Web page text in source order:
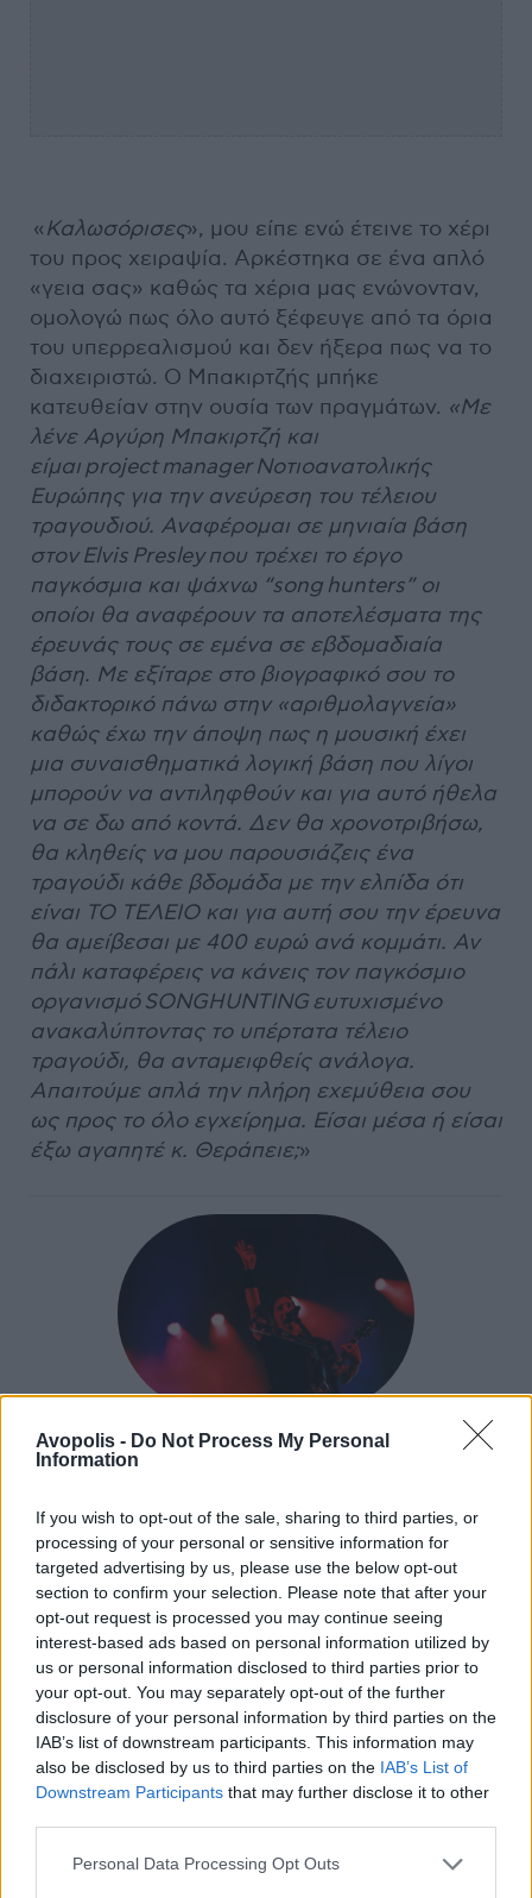
Avopolis - Do Not Process My Personal
Information
If you wish to opt-out of the sale, sharing to third parties, or
processing of your personal or sensitive information for
targeted advertising by us, please use the below opt-out
section to confirm your selection. Please note that after your
opt-out request is processed you may continue seeing
interest-based ads based on personal information utilized by
us or personal information disclosed to third parties prior to
your opt-out. You may separately opt-out of the further
disclosure of your personal information by third parties on the
IAB’s list of downstream participants. This information may
also be disclosed by us to third parties on the IAB’s List of
Downstream Participants that may further disclose it to other
Personal Data Processing Opt Outs
«Καλωσόρισες», μου είπε ενώ έτεινε το χέρι
του προς χειραψία. Αρκέστηκα σε ένα απλό
«γεια σας» καθώς τα χέρια μας ενώνονταν,
ομολογώ πως όλο αυτό ξέφευγε από τα όρια
του υπερρεαλισμού και δεν ήξερα πως να το
διαχειριστώ. Ο Μπακιρτζής μπήκε
κατευθείαν στην ουσία των πραγμάτων. «Με
λένε Αργύρη Μπακιρτζή και
είμαι project manager Νοτιοανατολικής
Ευρώπης για την ανεύρεση του τέλειου
τραγουδιού. Αναφέρομαι σε μηνιαία βάση
στον Elvis Presley που τρέχει το έργο
παγκόσμια και ψάχνω “song hunters” οι
οποίοι θα αναφέρουν τα αποτελέσματα της
έρευνάς τους σε εμένα σε εβδομαδιαία
βάση. Με εξίταρε στο βιογραφικό σου το
διδακτορικό πάνω στην «αριθμολαγνεία»
καθώς έχω την άποψη πως η μουσική έχει
μια συναισθηματικά λογική βάση που λίγοι
μπορούν να αντιληφθούν και για αυτό ήθελα
να σε δω από κοντά. Δεν θα χρονοτριβήσω,
θα κληθείς να μου παρουσιάζεις ένα
τραγούδι κάθε βδομάδα με την ελπίδα ότι
είναι ΤΟ ΤΕΛΕΙΟ και για αυτή σου την έρευνα
θα αμείβεσαι με 400 ευρώ ανά κομμάτι. Αν
πάλι καταφέρεις να κάνεις τον παγκόσμιο
οργανισμό SONGHUNTING ευτυχισμένο
ανακαλύπτοντας το υπέρτατα τέλειο
τραγούδι, θα ανταμειφθείς ανάλογα.
Απαιτούμε απλά την πλήρη εχεμύθεια σου
ως προς το όλο εγχείρημα. Είσαι μέσα ή είσαι
έξω αγαπητέ κ. Θεράπειε;»
ΣΥΝΑΥΛΙΕΣ - ΔΙΕΘΝΗ
Godsmack & SiXforNine στο Θέατρο